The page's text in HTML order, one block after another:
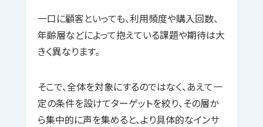
一口に顧客といっても、利用頻度や購入回数、
年齢層などによって抱えている課題や期待は大
きく異なります。
そこで、全体を対象にするのではなく、あえて一
定の条件を設けてターゲットを絞り、その層か
ら集中的に声を集めると、より具体的なインサ